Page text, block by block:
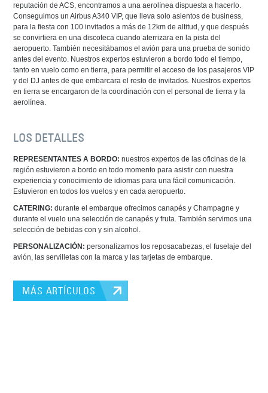
reputación de ACS, encontramos a una aerolínea dispuesta a hacerlo.
Conseguimos un Airbus A340 VIP, que lleva solo asientos de business,
para la fiesta con 100 invitados a más de 12km de altitud, y que después
se convirtiera en una discoteca cuando aterrizara en la pista del
aeropuerto. También necesitábamos el avión para una prueba de sonido
antes del evento. Nuestros expertos estuvieron a bordo todo el tiempo,
tanto en vuelo como en tierra, para permitir el acceso de los pasajeros VIP
y del DJ antes de que embarcara el resto de invitados. Nuestros expertos
en tierra se encargaron de la coordinación con el personal de tierra y la
aerolínea.
LOS DETALLES
REPRESENTANTES A BORDO: nuestros expertos de las oficinas de la
región estuvieron a bordo en todo momento para asistir con nuestra
experiencia y conocimiento de idiomas para una fácil comunicación.
Estuvieron en todos los vuelos y en cada aeropuerto.
CATERING: durante el embarque ofrecimos canapés y Champagne y
durante el vuelo una selección de canapés y fruta. También servimos una
selección de bebidas con y sin alcohol.
PERSONALIZACIÓN: personalizamos los reposacabezas, el fuselaje del
avión, las servilletas con la marca y las tarjetas de embarque.
MÁS ARTÍCULOS